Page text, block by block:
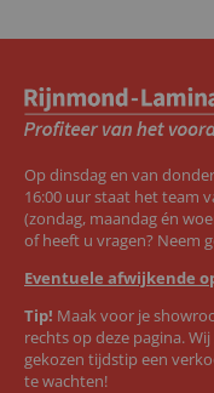
Op dinsdag en van
16:00 uur staat het team
(zondag, maandag én
of heeft u vragen? Neem
Eventuele afwijkende
Tip! Maak voor je
rechts op deze pagina.
gekozen tijdstip een
te wachten!